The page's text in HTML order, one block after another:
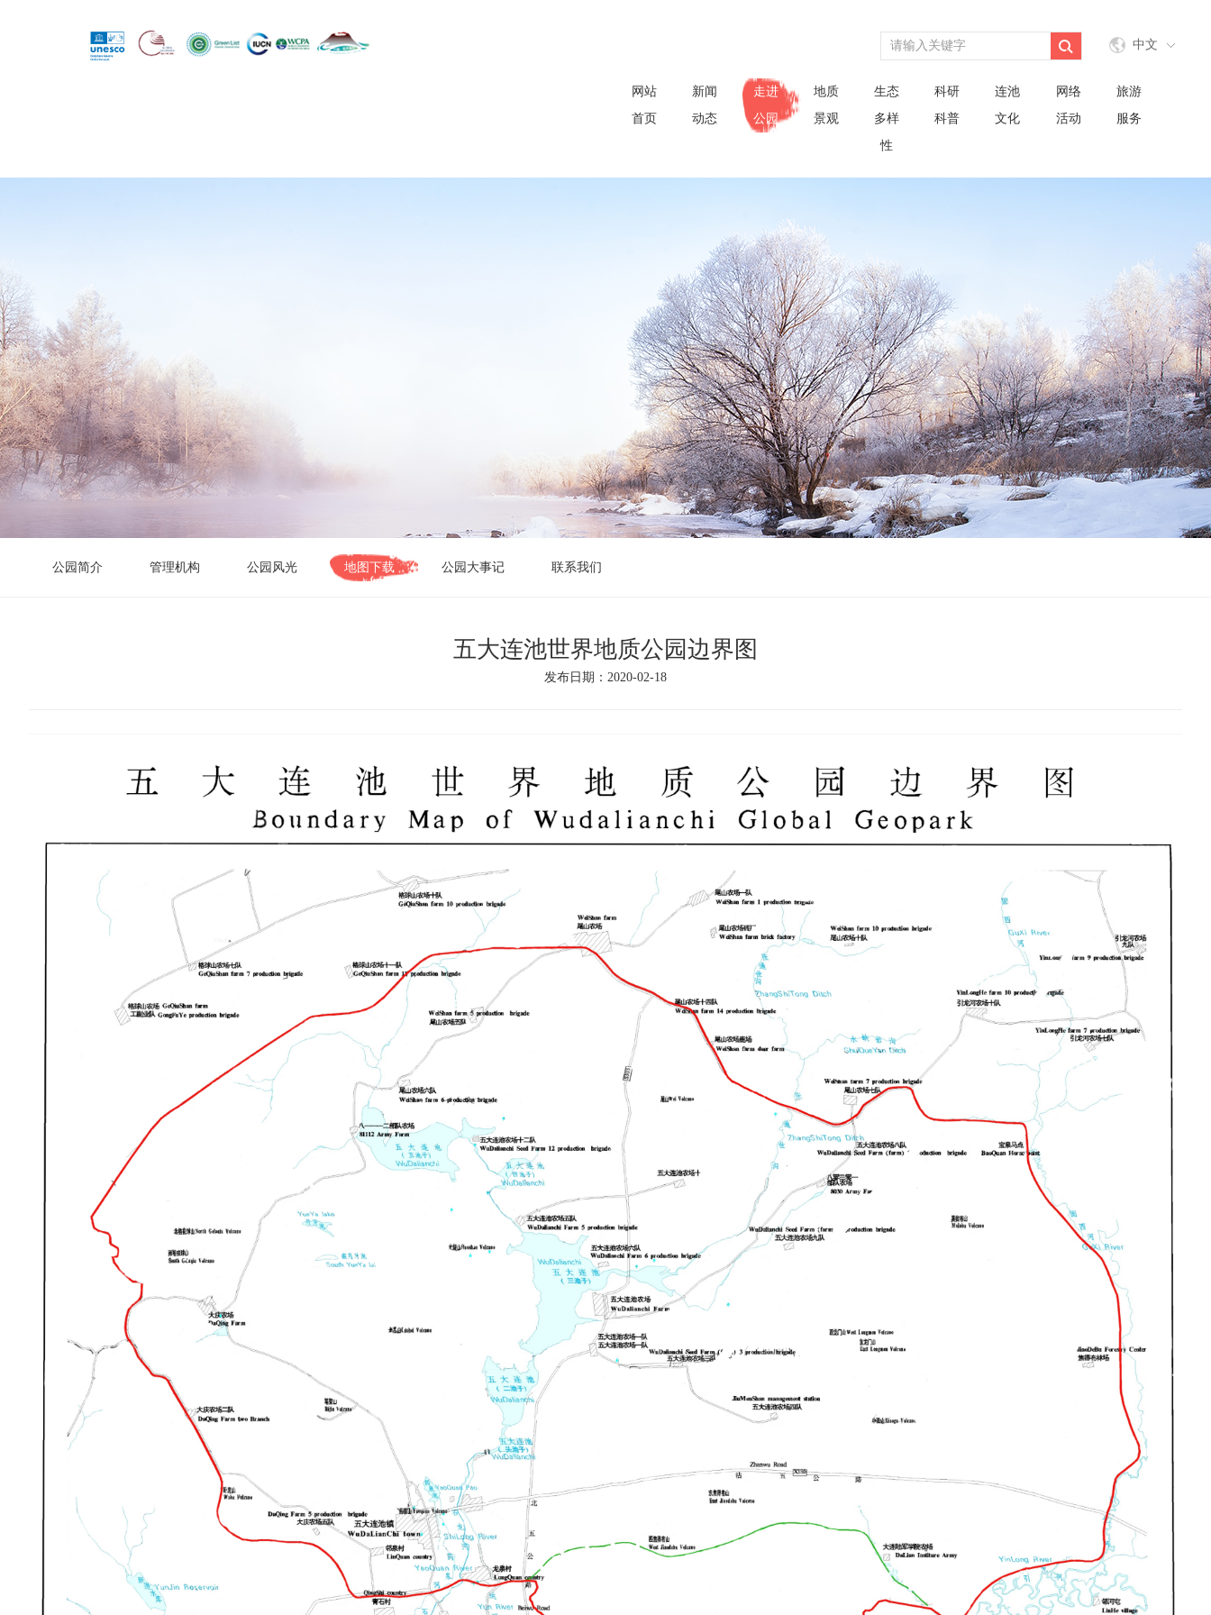
中文
网站
首页
新闻
动态
走进
公园
地质
景观
生态
多样
性
科研
科普
连池
文化
网络
活动
旅游
服务
公园简介 管理机构 公园风光 地图下载 公园大事记 联系我们
五大连池世界地质公园边界图
发布日期：2020-02-18